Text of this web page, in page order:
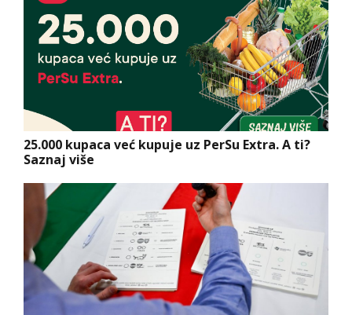
25.000 kupaca već kupuje uz PerSu Extra. A ti?
Saznaj više